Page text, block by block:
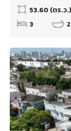
53.60 (ตร.ว.)
3
2